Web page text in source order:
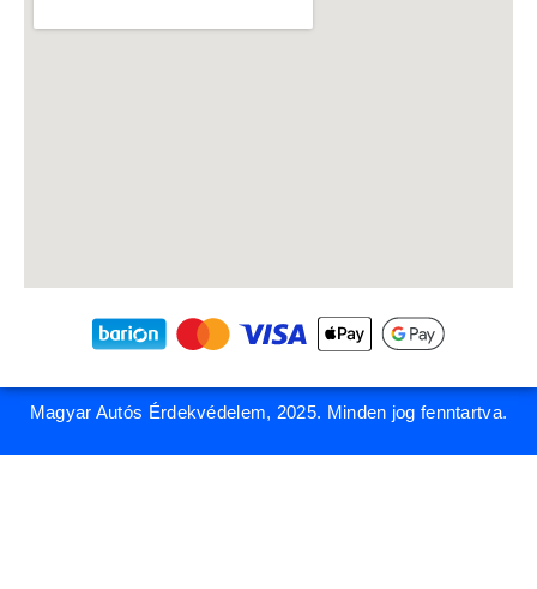
Magyar Autós Érdekvédelem, 2025. Minden jog fenntartva.